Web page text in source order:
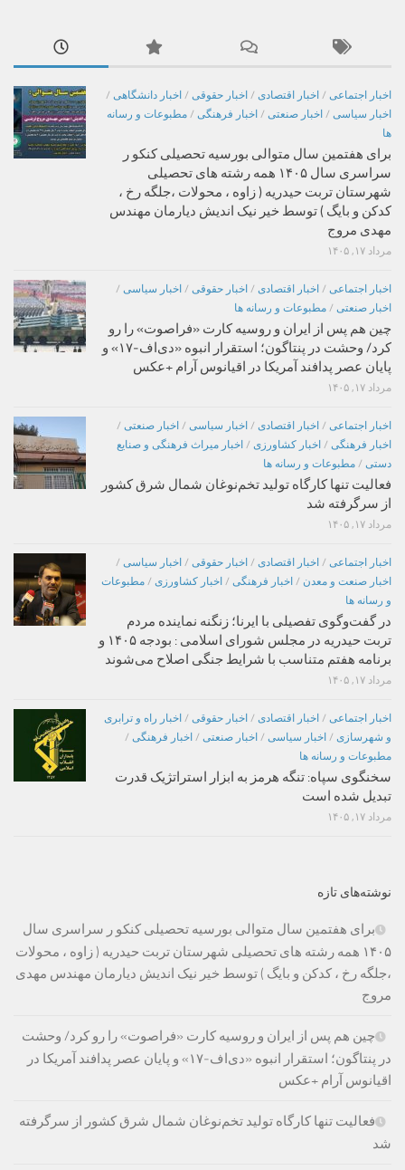
اخبار اجتماعی / اخبار اقتصادی / اخبار حقوقی / اخبار دانشگاهی /
اخبار سیاسی / اخبار صنعتی / اخبار فرهنگی / مطبوعات و رسانه
ها
برای هفتمین سال متوالی بورسیه تحصیلی کنکو ر
سراسری سال ۱۴۰۵ همه رشته های تحصیلی
شهرستان تربت حیدریه ( زاوه ، محولات ،جلگه رخ ،
کدکن و بایگ ) توسط خیر نیک اندیش دیارمان مهندس
مهدی مروج
مرداد ۱۷, ۱۴۰۵
اخبار اجتماعی / اخبار اقتصادی / اخبار حقوقی / اخبار سیاسی /
اخبار صنعتی / مطبوعات و رسانه ها
چین هم پس از ایران و روسیه کارت «فراصوت» را رو
کرد/ وحشت در پنتاگون؛ استقرار انبوه «دی‌اف‑۱۷» و
پایان عصر پدافند آمریکا در اقیانوس آرام +عکس
مرداد ۱۷, ۱۴۰۵
اخبار اجتماعی / اخبار اقتصادی / اخبار سیاسی / اخبار صنعتی /
اخبار فرهنگی / اخبار کشاورزی / اخبار میراث فرهنگی و صنایع
دستی / مطبوعات و رسانه ها
فعالیت تنها کارگاه تولید تخم‌نوغان شمال شرق کشور
از سرگرفته شد
مرداد ۱۷, ۱۴۰۵
اخبار اجتماعی / اخبار اقتصادی / اخبار حقوقی / اخبار سیاسی /
اخبار صنعت و معدن / اخبار فرهنگی / اخبار کشاورزی / مطبوعات
و رسانه ها
در گفت‌وگوی تفصیلی با ایرنا؛ زنگنه نماینده مردم
تربت حیدریه در مجلس شورای اسلامی : بودجه ۱۴۰۵ و
برنامه هفتم متناسب با شرایط جنگی اصلاح می‌شوند
مرداد ۱۷, ۱۴۰۵
اخبار اجتماعی / اخبار اقتصادی / اخبار حقوقی / اخبار راه و ترابری
و شهرسازی / اخبار سیاسی / اخبار صنعتی / اخبار فرهنگی /
مطبوعات و رسانه ها
سخنگوی سپاه: تنگه هرمز به ابزار استراتژیک قدرت
تبدیل شده است
مرداد ۱۷, ۱۴۰۵
نوشته‌های تازه
برای هفتمین سال متوالی بورسیه تحصیلی کنکو ر سراسری سال
۱۴۰۵ همه رشته های تحصیلی شهرستان تربت حیدریه ( زاوه ، محولات
،جلگه رخ ، کدکن و بایگ ) توسط خیر نیک اندیش دیارمان مهندس مهدی
مروج
چین هم پس از ایران و روسیه کارت «فراصوت» را رو کرد/ وحشت
در پنتاگون؛ استقرار انبوه «دی‌اف‑۱۷» و پایان عصر پدافند آمریکا در
اقیانوس آرام +عکس
فعالیت تنها کارگاه تولید تخم‌نوغان شمال شرق کشور از سرگرفته
شد